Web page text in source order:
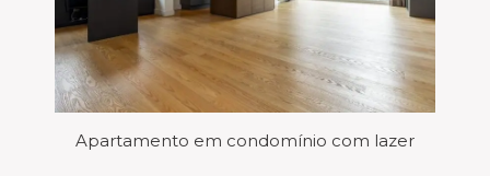
Apartamento em condomínio com lazer